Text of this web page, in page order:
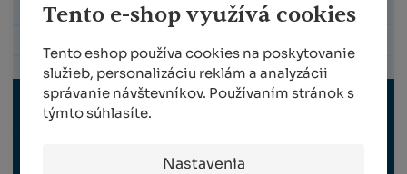
Tento e-shop využívá cookies
Tento eshop používa cookies na poskytovanie
služieb, personalizáciu reklám a analyzácii
správanie návštevníkov. Používaním stránok s
týmto súhlasíte.
Nastavenia
POSTREKOVAČE
ZBER A VRÚBĽOVANIE
VYBAVENIE ZÁHRADY, VONKAJŠIE ELEKTRO